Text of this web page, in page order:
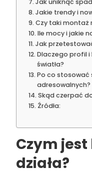
Jak uniknąć
Jakie trendy i
Czy taki montaż
Ile mocy i jakie
Jak
Dlaczego profil i
światła?
Po co stosować
adresowalnych?
Skąd czerpać
Źródła:
Czym jest
działa?